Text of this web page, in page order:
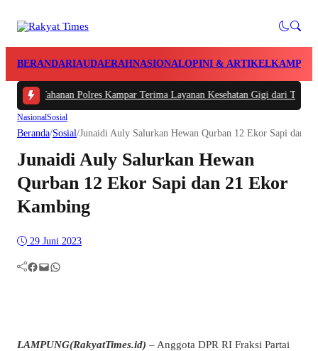
BERANDARIAUDAERAHNASIONALOPINI & ARTIKELKAMPAR
101 Tahanan Polres Kampar Terima Layanan Kesehatan Gigi dari Tim
NasionalSosial
Beranda/Sosial/Junaidi Auly Salurkan Hewan Qurban 12 Ekor Sapi dan
Junaidi Auly Salurkan Hewan
Qurban 12 Ekor Sapi dan 21 Ekor
Kambing
29 Juni 2023
Facebook Mail WhatsApp
LAMPUNG(RakyatTimes.id) – Anggota DPR RI Fraksi Partai